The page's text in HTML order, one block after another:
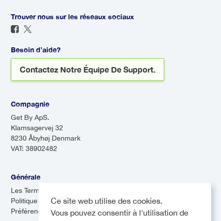
Ce site web utilise des cookies.
Vous pouvez consentir à l'utilisation de
différents endroits. Bien que les
prendre plus de temps en raison
des arrêts multiples.
même si votre vol arrive en
jamais à vous inquiéter du
transport à votre arrivée.
Trouver nous sur les réseaux sociaux
Besoin d’aide?
Contactez Notre Équipe De Support.
Compagnie
Get By ApS.
Klamsagervej 32
8230 Åbyhøj Denmark
VAT: 38902482
Générale
Les Termes & Conditions
Politique de confidentialité
Préférences de cookies